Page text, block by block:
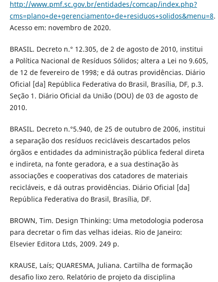
http://www.pmf.sc.gov.br/entidades/comcap/index.php?
cms=plano+de+gerenciamento+de+residuos+solidos&menu=8.
Acesso em: novembro de 2020.
BRASIL. Decreto n.° 12.305, de 2 de agosto de 2010, institui
a Política Nacional de Resíduos Sólidos; altera a Lei no 9.605,
de 12 de fevereiro de 1998; e dá outras providências. Diário
Oficial [da] República Federativa do Brasil, Brasília, DF, p.3.
Seção 1. Diário Oficial da União (DOU) de 03 de agosto de
2010.
BRASIL. Decreto n.°5.940, de 25 de outubro de 2006, institui
a separação dos resíduos recicláveis descartados pelos
órgãos e entidades da administração pública federal direta
e indireta, na fonte geradora, e a sua destinação às
associações e cooperativas dos catadores de materiais
recicláveis, e dá outras providências. Diário Oficial [da]
República Federativa do Brasil, Brasília, DF.
BROWN, Tim. Design Thinking: Uma metodologia poderosa
para decretar o fim das velhas ideias. Rio de Janeiro:
Elsevier Editora Ltds, 2009. 249 p.
KRAUSE, Laís; QUARESMA, Juliana. Cartilha de formação
desafio lixo zero. Relatório de projeto da disciplina